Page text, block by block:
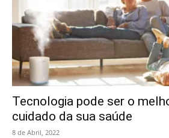
Tecnologia pode ser o
cuidado da sua saúde
8 de Abril, 2022